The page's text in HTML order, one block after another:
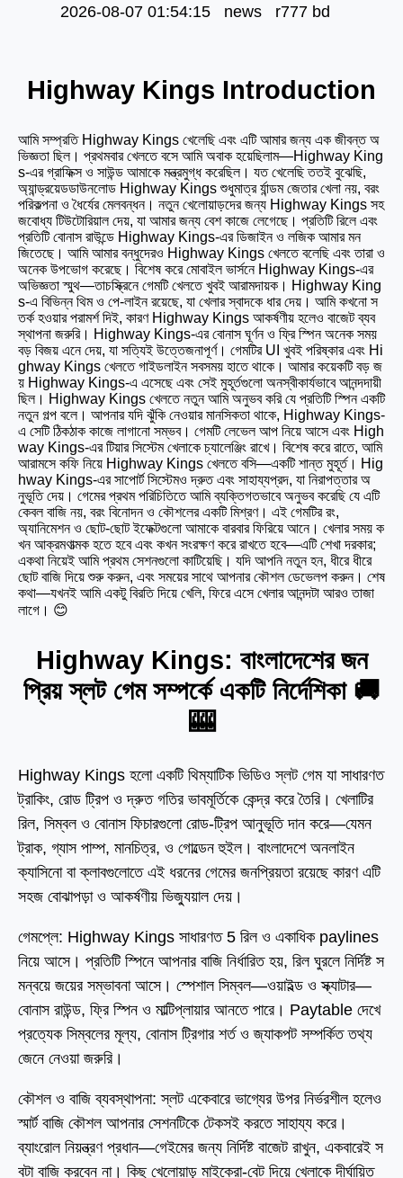
2026-08-07 01:54:15 news r777 bd
Highway Kings Introduction
আমি সম্প্রতি Highway Kings খেলেছি এবং এটি আমার জন্য এক জীবন্ত অ
ভিজ্ঞতা ছিল। প্রথমবার খেলতে বসে আমি অবাক হয়েছিলাম—Highway King
s-এর গ্রাফিক্স ও সাউন্ড আমাকে মন্ত্রমুগ্ধ করেছিল। যত খেলেছি ততই বুঝেছি,
অ্যান্ড্রয়েডডাউনলোড Highway Kings শুধুমাত্র র্যান্ডম জেতার খেলা নয়, বরং
পরিকল্পনা ও ধৈর্যের মেলবন্ধন। নতুন খেলোয়াড়দের জন্য Highway Kings সহ
জবোধ্য টিউটোরিয়াল দেয়, যা আমার জন্য বেশ কাজে লেগেছে। প্রতিটি রিলে এবং
প্রতিটি বোনাস রাউন্ডে Highway Kings-এর ডিজাইন ও লজিক আমার মন
জিতেছে। আমি আমার বন্ধুদেরও Highway Kings খেলতে বলেছি এবং তারা ও
অনেক উপভোগ করেছে। বিশেষ করে মোবাইল ভার্সনে Highway Kings-এর
অভিজ্ঞতা স্মুথ—তাচস্ক্রিনে গেমটি খেলতে খুবই আরামদায়ক। Highway King
s-এ বিভিন্ন থিম ও পে-লাইন রয়েছে, যা খেলার স্বাদকে ধার দেয়। আমি কখনো স
তর্ক হওয়ার পরামর্শ দিই, কারণ Highway Kings আকর্ষণীয় হলেও বাজেট ব্যব
স্থাপনা জরুরি। Highway Kings-এর বোনাস ঘূর্ণন ও ফ্রি স্পিন অনেক সময়
বড় বিজয় এনে দেয়, যা সত্যিই উত্তেজনাপূর্ণ। গেমটির UI খুবই পরিষ্কার এবং Hi
ghway Kings খেলতে গাইডলাইন সবসময় হাতে থাকে। আমার কয়েকটি বড় জ
য় Highway Kings-এ এসেছে এবং সেই মুহূর্তগুলো অনস্বীকার্যভাবে আনন্দদায়ী
ছিল। Highway Kings খেলতে নতুন আমি অনুভব করি যে প্রতিটি স্পিন একটি
নতুন গল্প বলে। আপনার যদি ঝুঁকি নেওয়ার মানসিকতা থাকে, Highway Kings-
এ সেটি ঠিকঠাক কাজে লাগানো সম্ভব। গেমটি লেভেল আপ নিয়ে আসে এবং High
way Kings-এর টিয়ার সিস্টেম খেলাকে চ্যালেঞ্জিং রাখে। বিশেষ করে রাতে, আমি
আরামসে কফি নিয়ে Highway Kings খেলতে বসি—একটি শান্ত মুহূর্ত। Hig
hway Kings-এর সাপোর্ট সিস্টেমও দ্রুত এবং সাহায্যপ্রদ, যা নিরাপত্তার অ
নুভূতি দেয়। গেমের প্রথম পরিচিতিতে আমি ব্যক্তিগতভাবে অনুভব করেছি যে এটি
কেবল বাজি নয়, বরং বিনোদন ও কৌশলের একটি মিশ্রণ। এই গেমটির রং,
অ্যানিমেশন ও ছোট-ছোট ইফেক্টগুলো আমাকে বারবার ফিরিয়ে আনে। খেলার সময় ক
খন আক্রমণাত্মক হতে হবে এবং কখন সংরক্ষণ করে রাখতে হবে—এটি শেখা দরকার;
একথা নিয়েই আমি প্রথম সেশনগুলো কাটিয়েছি। যদি আপনি নতুন হন, ধীরে ধীরে
ছোট বাজি দিয়ে শুরু করুন, এবং সময়ের সাথে আপনার কৌশল ডেভেলপ করুন। শেষ
কথা—যখনই আমি একটু বিরতি দিয়ে খেলি, ফিরে এসে খেলার আনন্দটা আরও তাজা
লাগে। 😊
Highway Kings: বাংলাদেশের জন
প্রিয় স্লট গেম সম্পর্কে একটি নির্দেশিকা 🚚
🎰
Highway Kings হলো একটি থিম্যাটিক ভিডিও স্লট গেম যা সাধারণত
ট্রাকিং, রোড ট্রিপ ও দ্রুত গতির ভাবমূর্তিকে কেন্দ্র করে তৈরি। খেলাটির
রিল, সিম্বল ও বোনাস ফিচারগুলো রোড-ট্রিপ আনুভূতি দান করে—যেমন
ট্রাক, গ্যাস পাম্প, মানচিত্র, ও গোল্ডেন হুইল। বাংলাদেশে অনলাইন
ক্যাসিনো বা ক্লাবগুলোতে এই ধরনের গেমের জনপ্রিয়তা রয়েছে কারণ এটি
সহজ বোঝাপড়া ও আকর্ষণীয় ভিজ্যুয়াল দেয়।
গেমপ্লে: Highway Kings সাধারণত 5 রিল ও একাধিক paylines
নিয়ে আসে। প্রতিটি স্পিনে আপনার বাজি নির্ধারিত হয়, রিল ঘুরলে নির্দিষ্ট স
মন্বয়ে জয়ের সম্ভাবনা আসে। স্পেশাল সিম্বল—ওয়াইল্ড ও স্ক্যাটার—
বোনাস রাউন্ড, ফ্রি স্পিন ও মাল্টিপ্লায়ার আনতে পারে। Paytable দেখে
প্রত্যেক সিম্বলের মূল্য, বোনাস ট্রিগার শর্ত ও জ্যাকপট সম্পর্কিত তথ্য
জেনে নেওয়া জরুরি।
কৌশল ও বাজি ব্যবস্থাপনা: স্লট একেবারে ভাগ্যের উপর নির্ভরশীল হলেও
স্মার্ট বাজি কৌশল আপনার সেশনটিকে টেকসই করতে সাহায্য করে।
ব্যাংরোল নিয়ন্ত্রণ প্রধান—গেইমের জন্য নির্দিষ্ট বাজেট রাখুন, একবারেই স
বটা বাজি করবেন না। কিছু খেলোয়াড় মাইক্রো-বেট দিয়ে খেলাকে দীর্ঘায়িত